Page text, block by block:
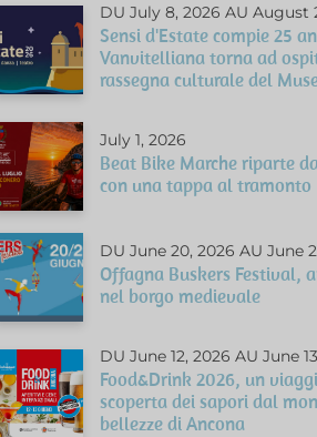
DU July 8, 2026 AU August
Sensi d'Estate compie 25
Vanvitelliana torna ad
rassegna culturale del
July 1, 2026
Beat Bike Marche riparte
con una tappa al tramonto
DU June 20, 2026 AU June
Offagna Buskers Festival,
nel borgo medievale
DU June 12, 2026 AU June
Food&Drink 2026, un
scoperta dei sapori dal
bellezze di Ancona